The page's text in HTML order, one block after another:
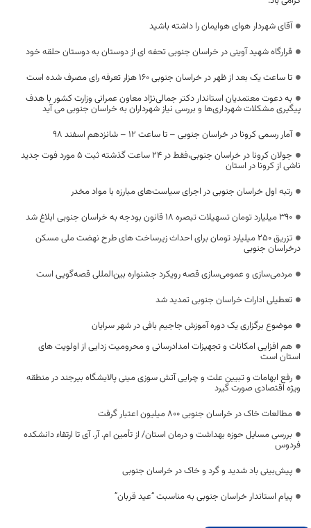
آقای شهردار هوای هوایمان را داشته باشید
قرارگاه شهید آوینی در خراسان جنوبی تحفه ای از دوستان به دوستان حلقه خود
تا ساعت یک بعد از ظهر در خراسان جنوبی ۱۶۰ هزار تعرفه رای مصرف شده است
به دعوت معتمدیان استاندار دکتر جمالی‌نژاد معاون عمرانی وزارت کشور با هدف
پیگیری مشکلات شهرداری‌ها و بررسی نیاز شهرداران به خراسان جنوبی می آید
آمار رسمی کرونا در خراسان جنوبی – تا ساعت ۱۲ – شانزدهم اسفند 98
جولان کرونا در خراسان جنوبی،فقط در 24 ساعت گذشته ثبت 5 مورد فوت جدید
ناشی از کرونا در استان
رتبه اول خراسان جنوبی در اجرای سیاست‌های مبارزه با مواد مخدر
۳۹۰ میلیارد تومان تسهیلات تبصره ۱۸ قانون بودجه به خراسان جنوبی ابلاغ شد
تزریق 250 میلیارد تومان برای احداث زیرساخت‌ های طرح نهضت ملی مسکن
درخراسان جنوبی
مردمی‌سازی و عمومی‌سازی قصه رویکرد جشنواره بین‌المللی ‌قصه‌گویی است
تعطیلی ادارات خراسان جنوبی تمدید شد
موضوع برگزاری یک دوره آموزش جاجیم بافی در شهر سرایان
هم افزایی امکانات و تجهیزات امدادرسانی و محرومیت زدایی از اولویت های
استان است
رفع ابهامات و تبیین علت و چرایی آتش سوزی مینی پالایشگاه بیرجند در منطقه
ویژه اقتصادی صورت گیرد
مطالعات خاک در خراسان جنوبی ۸۰۰ میلیون اعتبار گرفت
بررسی مسایل حوزه بهداشت و درمان استان/ از تأمین ام. آر. آی تا ارتقاء دانشکده
فردوس
پیش‌بینی باد شدید و گرد و خاک در خراسان جنوبی
پیام استاندار خراسان جنوبی به مناسبت “عید قربان”